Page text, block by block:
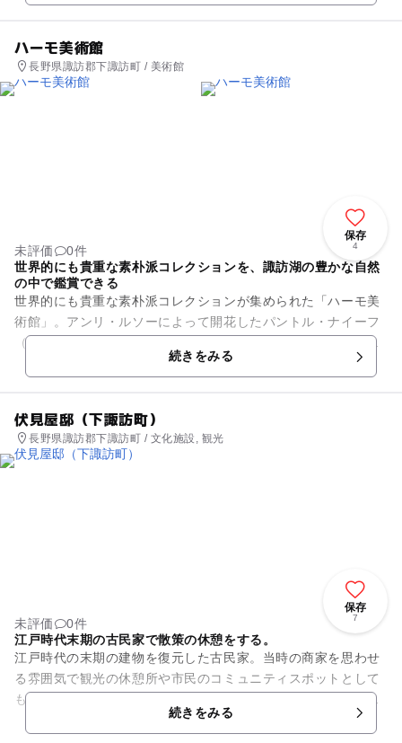
ハーモ美術館
長野県諏訪郡下諏訪町 / 美術館
保存
4
未評価
0件
世界的にも貴重な素朴派コレクションを、諏訪湖の豊かな自然
の中で鑑賞できる
世界的にも貴重な素朴派コレクションが集められた「ハーモ美
術館」。アンリ・ルソーによって開花したパントル・ナイーフ
（素朴派）を常設展示し、個性的な美術館として注目を集めて
続きをみる
伏見屋邸（下諏訪町）
長野県諏訪郡下諏訪町 / 文化施設, 観光
保存
7
未評価
0件
江戸時代末期の古民家で散策の休憩をする。
江戸時代の末期の建物を復元した古民家。当時の商家を思わせ
る雰囲気で観光の休憩所や市民のコミュニティスポットとして
も利用されています。国の登録有形文化財としても指定されて
おり、非常に貴重な歴史的建...続きをみる